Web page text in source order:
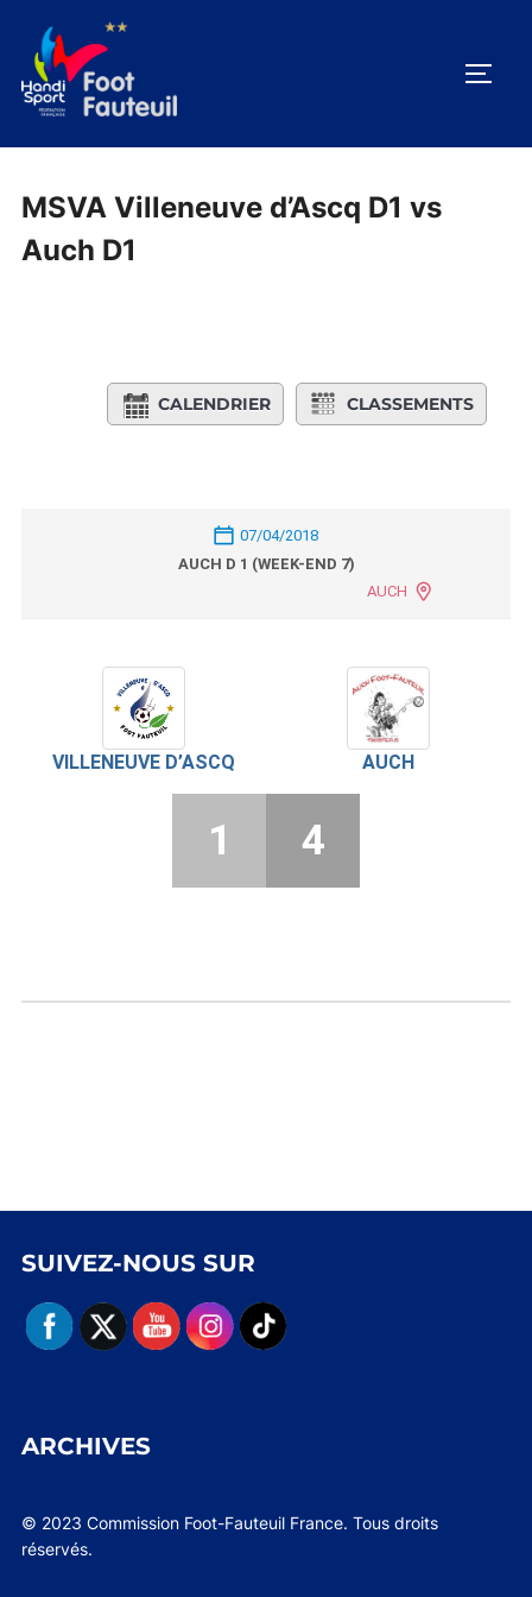
contenu
MSVA Villeneuve d’Ascq D1 vs
Auch D1
CALENDRIER CLASSEMENTS
07/04/2018
AUCH D 1 (WEEK-END 7)
AUCH
VILLENEUVE D’ASCQ AUCH
1 4
SUIVEZ-NOUS SUR
ARCHIVES
© 2023 Commission Foot-Fauteuil France. Tous droits
réservés.